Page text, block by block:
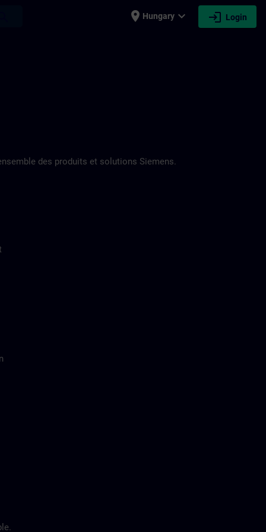
place Hungary expand_more login Login
des produits et solutions Siemens.